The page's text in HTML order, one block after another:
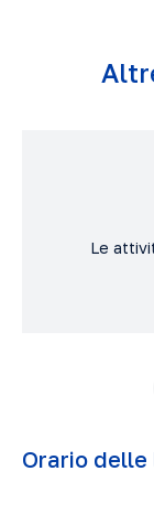
Le
Orario delle